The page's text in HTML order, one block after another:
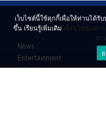
News
Entertainment
Lifestyle
เว็บไซต์นี้ใช้คุกกี้เพื่อให้ท่านได้รั
ขึ้น เรียนรู้เพิ่มเติม เงื่อนไขข้อตก
ส่ว